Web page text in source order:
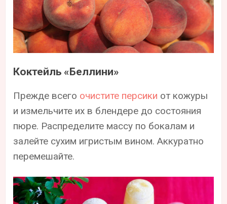
Коктейль «Беллини»
Прежде всего очистите персики от кожуры
и измельчите их в блендере до состояния
пюре. Распределите массу по бокалам и
залейте сухим игристым вином. Аккуратно
перемешайте.